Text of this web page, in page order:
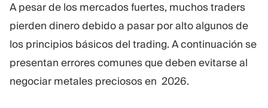
A pesar de los mercados fuertes, muchos traders
pierden dinero debido a pasar por alto algunos de
los principios básicos del trading. A continuación se
presentan errores comunes que deben evitarse al
negociar metales preciosos en 2026.